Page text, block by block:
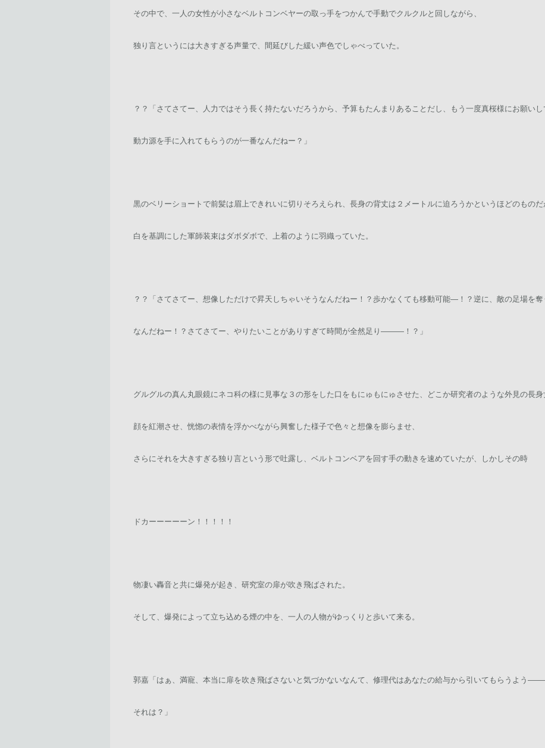
その中で、一人の女性が小さなベルトコンベヤーの取っ手をつかんで手動でクルクルと回しながら、
独り言というには大きすぎる声量で、間延びした緩い声色でしゃべっていた。
？？「さてさてー、人力ではそう長く持たないだろうから、予算もたんまりあることだし、もう一度真桜様にお願い
動力源を手に入れてもらうのが一番なんだねー？」
黒のベリーショートで前髪は眉上できれいに切りそろえられ、長身の背丈は２メートルに迫ろうかというほどのものだ
白を基調にした軍師装束はダボダボで、上着のように羽織っていた。
？？「さてさてー、想像しただけで昇天しちゃいそうなんだねー！？歩かなくても移動可能―！？逆に、敵の足場を奪
なんだねー！？さてさてー、やりたいことがありすぎて時間が全然足り―――！？」
グルグルの真ん丸眼鏡にネコ科の様に見事な３の形をした口をもにゅもにゅさせた、どこか研究者のような外見の長身
顔を紅潮させ、恍惚の表情を浮かべながら興奮した様子で色々と想像を膨らませ、
さらにそれを大きすぎる独り言という形で吐露し、ベルトコンベアを回す手の動きを速めていたが、しかしその時
ドカーーーーーン！！！！！
物凄い轟音と共に爆発が起き、研究室の扉が吹き飛ばされた。
そして、爆発によって立ち込める煙の中を、一人の人物がゆっくりと歩いて来る。
郭嘉「はぁ、満寵、本当に扉を吹き飛ばさないと気づかないなんて、修理代はあなたの給与から引いてもらうよう
それは？」